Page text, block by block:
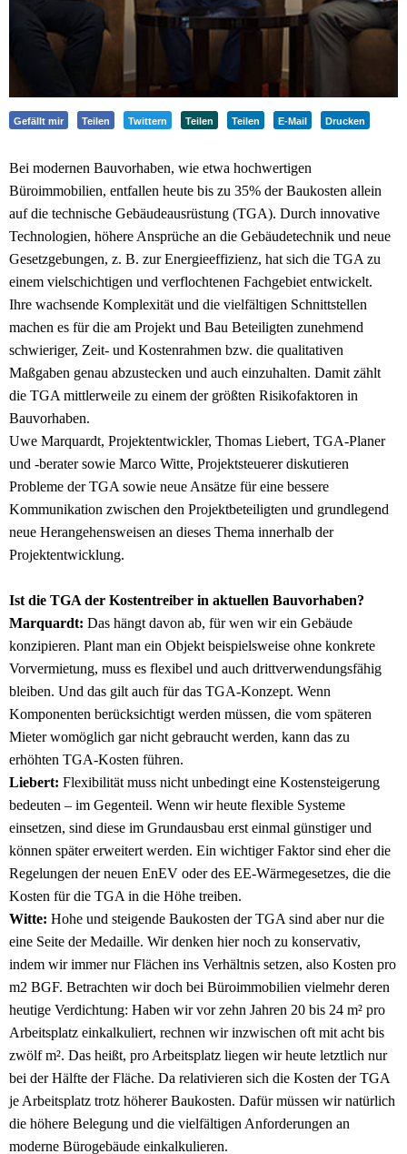
Gefällt mir Teilen Twittern Teilen Teilen E-Mail Drucken
Bei modernen Bauvorhaben, wie etwa hochwertigen
Büroimmobilien, entfallen heute bis zu 35% der Baukosten allein
auf die technische Gebäudeausrüstung (TGA). Durch innovative
Technologien, höhere Ansprüche an die Gebäudetechnik und neue
Gesetzgebungen, z. B. zur Energieeffizienz, hat sich die TGA zu
einem vielschichtigen und verflochtenen Fachgebiet entwickelt.
Ihre wachsende Komplexität und die vielfältigen Schnittstellen
machen es für die am Projekt und Bau Beteiligten zunehmend
schwieriger, Zeit- und Kostenrahmen bzw. die qualitativen
Maßgaben genau abzustecken und auch einzuhalten. Damit zählt
die TGA mittlerweile zu einem der größten Risikofaktoren in
Bauvorhaben.
Uwe Marquardt, Projektentwickler, Thomas Liebert, TGA-Planer
und -berater sowie Marco Witte, Projektsteuerer diskutieren
Probleme der TGA sowie neue Ansätze für eine bessere
Kommunikation zwischen den Projektbeteiligten und grundlegend
neue Herangehensweisen an dieses Thema innerhalb der
Projektentwicklung.
Ist die TGA der Kostentreiber in aktuellen Bauvorhaben?
Marquardt: Das hängt davon ab, für wen wir ein Gebäude
konzipieren. Plant man ein Objekt beispielsweise ohne konkrete
Vorvermietung, muss es flexibel und auch drittverwendungsfähig
bleiben. Und das gilt auch für das TGA-Konzept. Wenn
Komponenten berücksichtigt werden müssen, die vom späteren
Mieter womöglich gar nicht gebraucht werden, kann das zu
erhöhten TGA-Kosten führen.
Liebert: Flexibilität muss nicht unbedingt eine Kostensteigerung
bedeuten – im Gegenteil. Wenn wir heute flexible Systeme
einsetzen, sind diese im Grundausbau erst einmal günstiger und
können später erweitert werden. Ein wichtiger Faktor sind eher die
Regelungen der neuen EnEV oder des EE-Wärmegesetzes, die die
Kosten für die TGA in die Höhe treiben.
Witte: Hohe und steigende Baukosten der TGA sind aber nur die
eine Seite der Medaille. Wir denken hier noch zu konservativ,
indem wir immer nur Flächen ins Verhältnis setzen, also Kosten pro
m2 BGF. Betrachten wir doch bei Büroimmobilien vielmehr deren
heutige Verdichtung: Haben wir vor zehn Jahren 20 bis 24 m² pro
Arbeitsplatz einkalkuliert, rechnen wir inzwischen oft mit acht bis
zwölf m². Das heißt, pro Arbeitsplatz liegen wir heute letztlich nur
bei der Hälfte der Fläche. Da relativieren sich die Kosten der TGA
je Arbeitsplatz trotz höherer Baukosten. Dafür müssen wir natürlich
die höhere Belegung und die vielfältigen Anforderungen an
moderne Bürogebäude einkalkulieren.